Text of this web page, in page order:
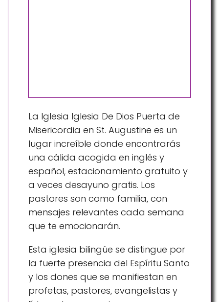
La Iglesia Iglesia De Dios Puerta de
Misericordia en St. Augustine es un
lugar increíble donde encontrarás
una cálida acogida en inglés y
español, estacionamiento gratuito y
a veces desayuno gratis. Los
pastores son como familia, con
mensajes relevantes cada semana
que te emocionarán.
Esta iglesia bilingüe se distingue por
la fuerte presencia del Espíritu Santo
y los dones que se manifiestan en
profetas, pastores, evangelistas y